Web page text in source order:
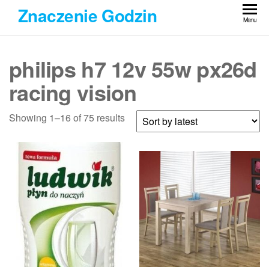
Przejdź
treści
Znaczenie Godzin Menu
philips h7 12v 55w px26d
racing vision
Showing 1–16 of 75 results